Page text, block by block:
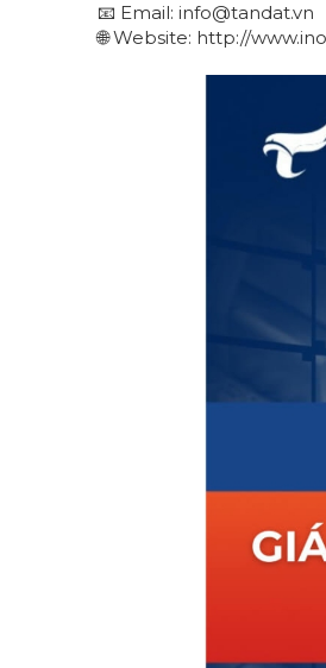
📧 Email: info@tandat.vn
🌐 Website: http://